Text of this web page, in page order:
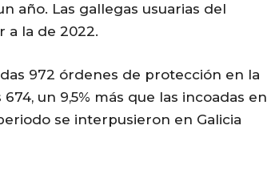
año. Las gallegas usuarias del
a la de 2022.
972 órdenes de protección en la
un 9,5% más que las incoadas en
se interpusieron en Galicia